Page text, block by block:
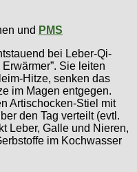
und PMS
bei Leber-Qi-
Sie leiten
Hitze, senken das
im Magen entgegen.
Artischocken-Stiel mit
den Tag verteilt (evtl.
Leber, Galle und Nieren,
im Kochwasser